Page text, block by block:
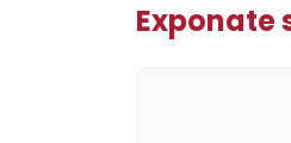
Exponate